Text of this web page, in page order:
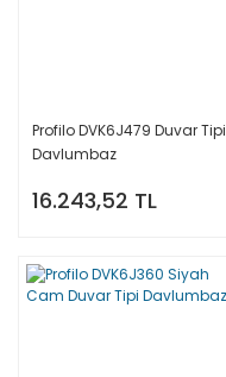
Profilo DVK6J479 Duvar Tipi
Davlumbaz
16.243,52 TL